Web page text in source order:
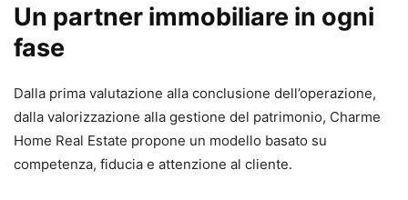
Un partner immobiliare in ogni
fase
Dalla prima valutazione alla conclusione dell’operazione,
dalla valorizzazione alla gestione del patrimonio, Charme
Home Real Estate propone un modello basato su
competenza, fiducia e attenzione al cliente.